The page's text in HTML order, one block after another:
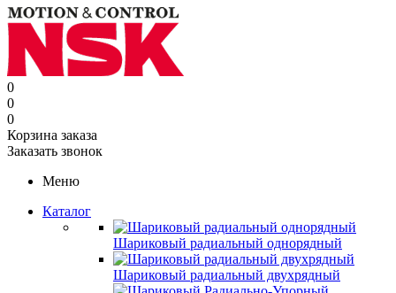
0
0
0
Корзина заказа
Заказать звонок
Меню
Каталог
Шариковый радиальный однорядный
Шариковый радиальный двухрядный